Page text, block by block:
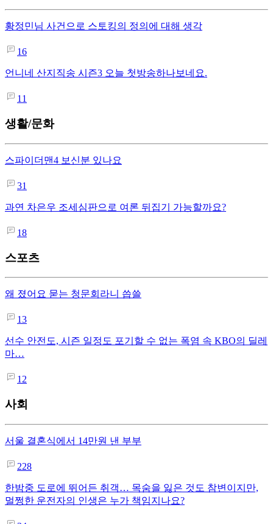
황정민님 사건으로 스토킹의 정의에 대해 생각
16
언니네 산지직송 시즌3 오늘 첫방송하나보네요.
11
생활/문화
스파이더맨4 보신분 있나요
31
과연 차은우 조세심판으로 여론 뒤집기 가능할까요?
18
스포츠
왜 졌어요 묻는 청문회라니 씁쓸
13
선수 안전도, 시즌 일정도 포기할 수 없는 폭염 속 KBO의 딜레
마…
12
사회
서울 결혼식에서 14만원 낸 부부
228
한밤중 도로에 뛰어든 취객… 목숨을 잃은 것도 참변이지만,
멀쩡한 운전자의 인생은 누가 책임지나요?